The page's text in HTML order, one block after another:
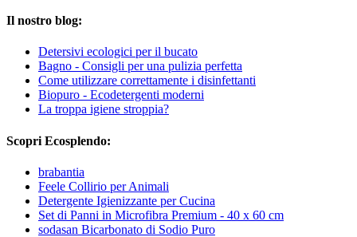
Il nostro blog:
Detersivi ecologici per il bucato
Bagno - Consigli per una pulizia perfetta
Come utilizzare correttamente i disinfettanti
Biopuro - Ecodetergenti moderni
La troppa igiene stroppia?
Scopri Ecosplendo:
brabantia
Feele Collirio per Animali
Detergente Igienizzante per Cucina
Set di Panni in Microfibra Premium - 40 x 60 cm
sodasan Bicarbonato di Sodio Puro